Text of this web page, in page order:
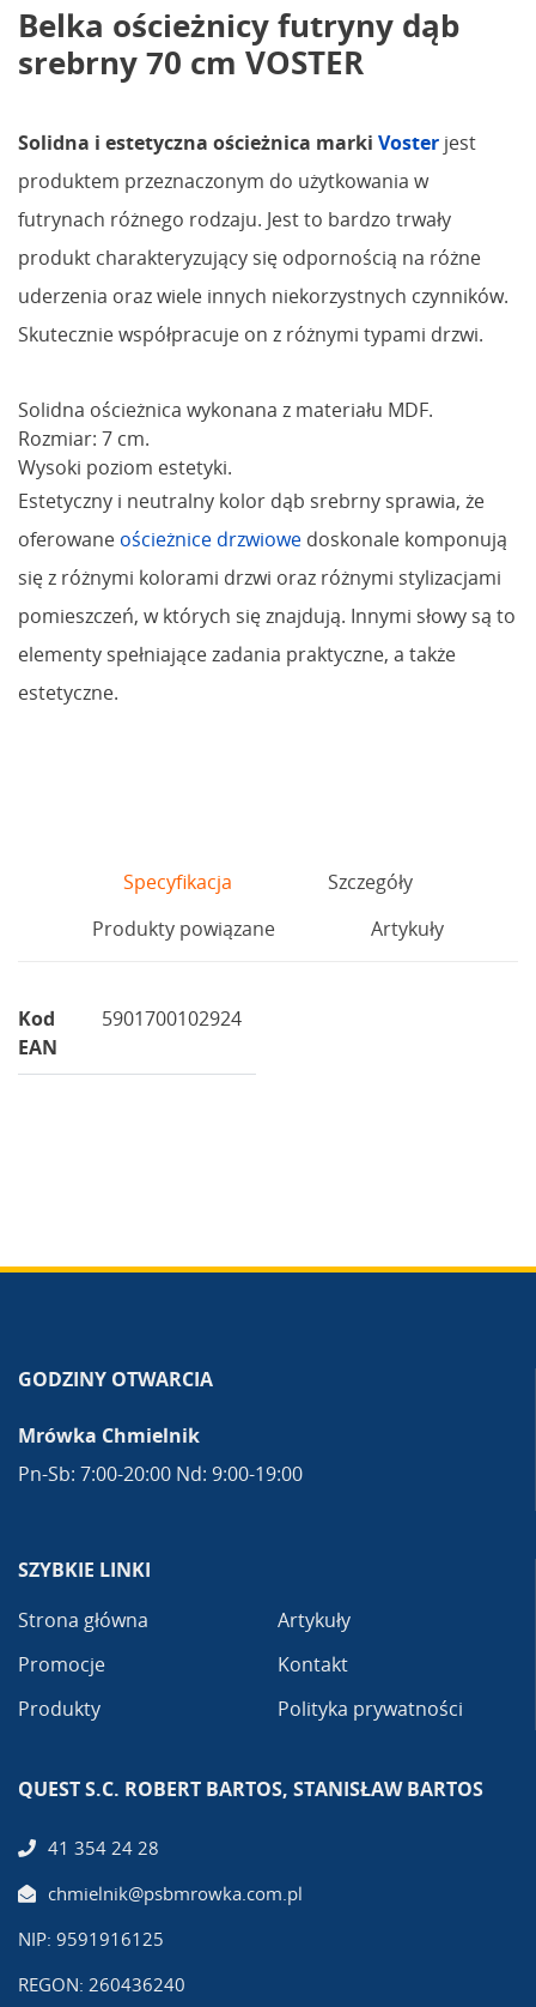
Belka ościeżnicy futryny dąb
srebrny 70 cm VOSTER
Solidna i estetyczna ościeżnica marki Voster jest
produktem przeznaczonym do użytkowania w
futrynach różnego rodzaju. Jest to bardzo trwały
produkt charakteryzujący się odpornością na różne
uderzenia oraz wiele innych niekorzystnych czynników.
Skutecznie współpracuje on z różnymi typami drzwi.
Solidna ościeżnica wykonana z materiału MDF.
Rozmiar: 7 cm.
Wysoki poziom estetyki.
Estetyczny i neutralny kolor dąb srebrny sprawia, że
oferowane ościeżnice drzwiowe doskonale komponują
się z różnymi kolorami drzwi oraz różnymi stylizacjami
pomieszczeń, w których się znajdują. Innymi słowy są to
elementy spełniające zadania praktyczne, a także
estetyczne.
Specyfikacja
Szczegóły
Produkty powiązane
Artykuły
Kod
EAN
5901700102924
GODZINY OTWARCIA
Mrówka Chmielnik
Pn-Sb: 7:00-20:00 Nd: 9:00-19:00
SZYBKIE LINKI
Strona główna
Promocje
Produkty
Artykuły
Kontakt
Polityka prywatności
QUEST S.C. ROBERT BARTOS, STANISŁAW BARTOS
41 354 24 28
chmielnik@psbmrowka.com.pl
NIP: 9591916125
REGON: 260436240